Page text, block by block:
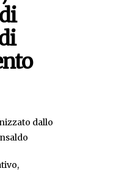
dallo